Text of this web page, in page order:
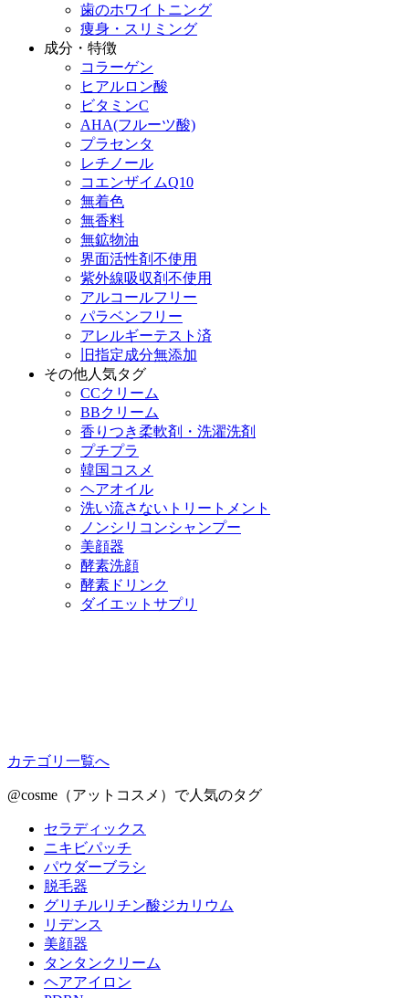
歯のホワイトニング
痩身・スリミング
成分・特徴
コラーゲン
ヒアルロン酸
ビタミンC
AHA(フルーツ酸)
プラセンタ
レチノール
コエンザイムQ10
無着色
無香料
無鉱物油
界面活性剤不使用
紫外線吸収剤不使用
アルコールフリー
パラベンフリー
アレルギーテスト済
旧指定成分無添加
その他人気タグ
CCクリーム
BBクリーム
香りつき柔軟剤・洗濯洗剤
プチプラ
韓国コスメ
ヘアオイル
洗い流さないトリートメント
ノンシリコンシャンプー
美顔器
酵素洗顔
酵素ドリンク
ダイエットサプリ
カテゴリ一覧へ
@cosme（アットコスメ）で人気のタグ
セラディックス
ニキビパッチ
パウダーブラシ
脱毛器
グリチルリチン酸ジカリウム
リデンス
美顔器
タンタンクリーム
ヘアアイロン